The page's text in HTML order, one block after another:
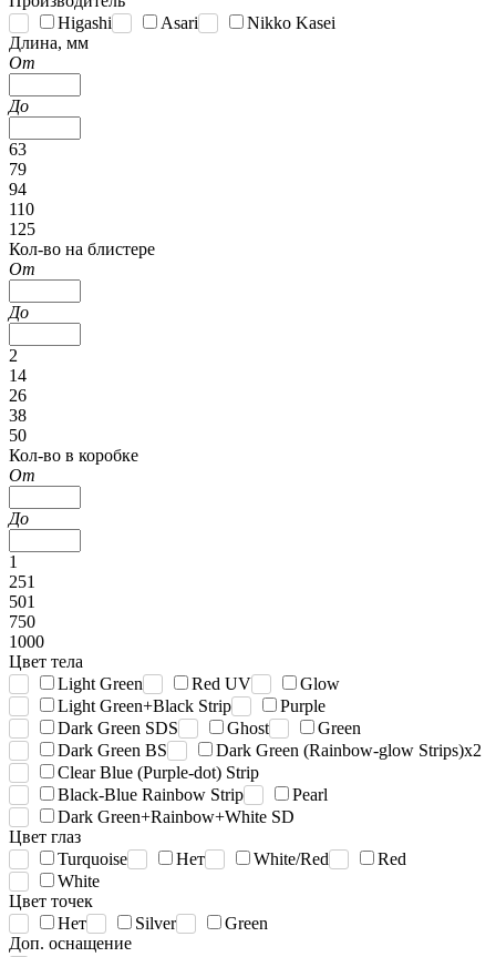
Higashi
Asari
Nikko Kasei
Длина, мм
От
До
63
79
94
110
125
Кол-во на блистере
От
До
2
14
26
38
50
Кол-во в коробке
От
До
1
251
501
750
1000
Цвет тела
Light Green
Red UV
Glow
Light Green+Black Strip
Purple
Dark Green SDS
Ghost
Green
Dark Green BS
Dark Green (Rainbow-glow Strips)x2
Clear Blue (Purple-dot) Strip
Black-Blue Rainbow Strip
Pearl
Dark Green+Rainbow+White SD
Цвет глаз
Turquoise
Нет White/Red
Red
White
Цвет точек
Нет
Silver
Green
Доп. оснащение